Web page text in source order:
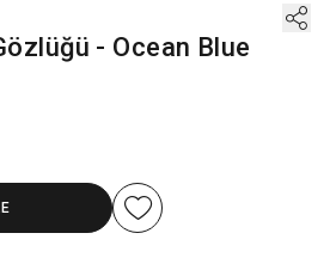
- Ocean Blue